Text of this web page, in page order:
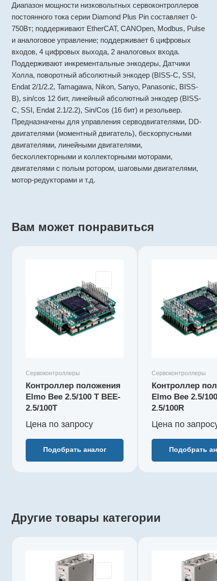
Диапазон мощности низковольтных сервоконтроллеров
постоянного тока серии Diamond Plus Pin составляет 0-
750Вт; поддерживают EtherCAT, CANOpen, Modbus, Pulse
и аналоговое управление; поддерживает 6 цифровых
входов, 4 цифровых выхода, 2 аналоговых входа.
Поддерживают инкрементальные энкодеры, Датчики
Холла, поворотный абсолютный энкодер (BISS-C, SSI,
Endat 2/1/2.2, Tamagawa, Nikon, Sanyo, Panasonic, BISS-
B), sin/cos 12 бит, линейный абсолютный энкодер (BISS-
C, SSI, Endat 2.1/2.2), Sin/Cos (16 бит) и резольвер.
Предназначены для управления серводвигателями, DD-
двигателями (моментный двигатель), бескорпусными
двигателями, линейными двигателями,
бесколлекторными и коллекторными моторами,
двигателями с полым ротором, шаговыми двигателями,
мотор-редукторами и т.д.
Вам может понравиться
Сервоконтроллеры
Контроллер положения
Elmo Bee 2.5/100 T BEE-
2.5/100T
Цена по запросу
Подобрать аналог
Артикул
BEE-2.5/100R
Серия
Bee
номинальное, В
Номинальный ток, А
Установка на
Аналоговые входы
Сервоконтроллеры
Контроллер
Elmo Bee 2.5/
2.5/100R
Цена по запр
Подобрать
Артикул
BEE-2.5/
Серия
Bee
Другие товары категории
Производитель
Elmo Elmo